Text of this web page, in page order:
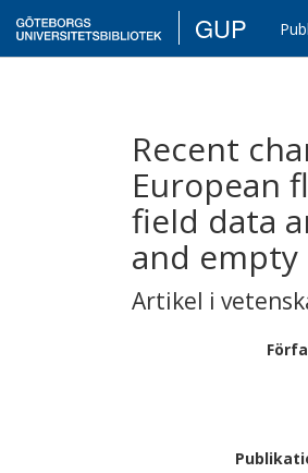
GUP
Recent
European
field data
and empty
Artikel i